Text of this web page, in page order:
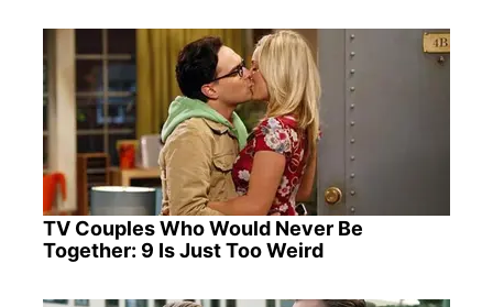
TV Couples Who Would Never Be
Together: 9 Is Just Too Weird